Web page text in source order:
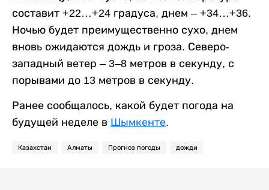
составит +22…+24 градуса, днем – +34…+36.
Ночью будет преимущественно сухо, днем
вновь ожидаются дождь и гроза. Северо-
западный ветер – 3–8 метров в секунду, с
порывами до 13 метров в секунду.
Ранее сообщалось, какой будет погода на
будущей неделе в Шымкенте.
Казахстан Алматы Прогноз погоды дожди